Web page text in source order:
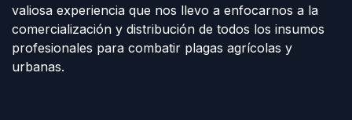
valiosa experiencia que nos llevo a enfocarnos a la
comercialización y distribución de todos los insumos
profesionales para combatir plagas agrícolas y
urbanas.